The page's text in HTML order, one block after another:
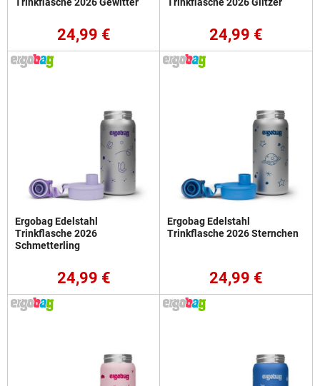
24,99 € 24,99 €
Ergobag Edelstahl
Trinkflasche 2026
Schmetterling
24,99 €
Ergobag Edelstahl
Trinkflasche 2026 Sternchen
24,99 €